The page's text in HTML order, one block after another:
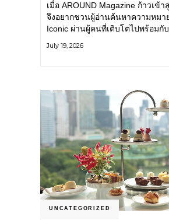
เมื่อ AROUND Magazine ก้าวเข้า
จึงอยากชวนผู้อ่านค้นหาความหมา
Iconic ผ่านผู้คนที่เติบโตไปพร้อมกั
คือ มาริโอ้ เมาเร่อ
July 19, 2026
UNCATEGORIZED